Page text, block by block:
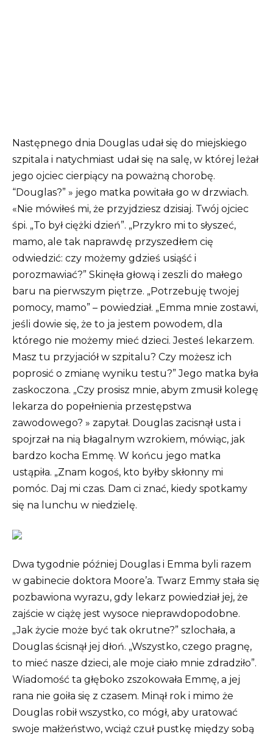
Następnego dnia Douglas udał się do miejskiego
szpitala i natychmiast udał się na salę, w której leżał
jego ojciec cierpiący na poważną chorobę.
“Douglas?” » jego matka powitała go w drzwiach.
«Nie mówiłeś mi, że przyjdziesz dzisiaj. Twój ojciec
śpi. „To był ciężki dzień”. „Przykro mi to słyszeć,
mamo, ale tak naprawdę przyszedłem cię
odwiedzić: czy możemy gdzieś usiąść i
porozmawiać?” Skinęła głową i zeszli do małego
baru na pierwszym piętrze. „Potrzebuję twojej
pomocy, mamo” – powiedział. „Emma mnie zostawi,
jeśli dowie się, że to ja jestem powodem, dla
którego nie możemy mieć dzieci. Jesteś lekarzem.
Masz tu przyjaciół w szpitalu? Czy możesz ich
poprosić o zmianę wyniku testu?” Jego matka była
zaskoczona. „Czy prosisz mnie, abym zmusił kolegę
lekarza do popełnienia przestępstwa
zawodowego? » zapytał. Douglas zacisnął usta i
spojrzał na nią błagalnym wzrokiem, mówiąc, jak
bardzo kocha Emmę. W końcu jego matka
ustąpiła. „Znam kogoś, kto byłby skłonny mi
pomóc. Daj mi czas. Dam ci znać, kiedy spotkamy
się na lunchu w niedzielę.
Dwa tygodnie później Douglas i Emma byli razem
w gabinecie doktora Moore’a. Twarz Emmy stała się
pozbawiona wyrazu, gdy lekarz powiedział jej, że
zajście w ciążę jest wysoce nieprawdopodobne.
„Jak życie może być tak okrutne?” szlochała, a
Douglas ścisnął jej dłoń. „Wszystko, czego pragnę,
to mieć nasze dzieci, ale moje ciało mnie zdradziło”.
Wiadomość ta głęboko zszokowała Emmę, a jej
rana nie goiła się z czasem. Minął rok i mimo że
Douglas robił wszystko, co mógł, aby uratować
swoje małżeństwo, wciąż czuł pustkę między sobą